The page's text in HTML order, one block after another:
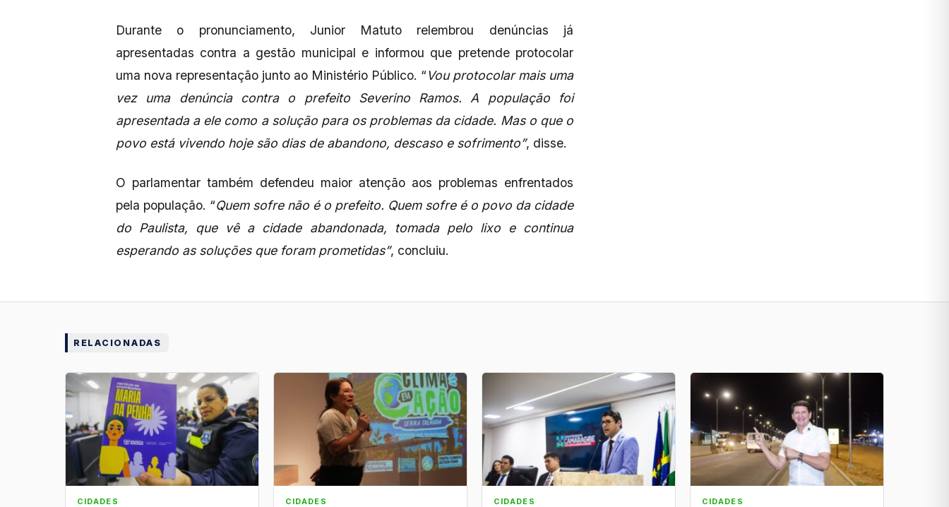
Durante o pronunciamento, Junior Matuto relembrou denúncias já
apresentadas contra a gestão municipal e informou que pretende protocolar
uma nova representação junto ao Ministério Público. “Vou protocolar mais uma
vez uma denúncia contra o prefeito Severino Ramos. A população foi
apresentada a ele como a solução para os problemas da cidade. Mas o que o
povo está vivendo hoje são dias de abandono, descaso e sofrimento”, disse.
O parlamentar também defendeu maior atenção aos problemas enfrentados
pela população. “Quem sofre não é o prefeito. Quem sofre é o povo da cidade
do Paulista, que vê a cidade abandonada, tomada pelo lixo e continua
esperando as soluções que foram prometidas”, concluiu.
RELACIONADAS
CIDADES CIDADES CIDADES CIDADES